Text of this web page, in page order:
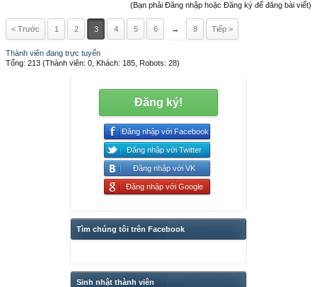
(Bạn phải Đăng nhập hoặc Đăng ký để đăng bài viết)
< Trước 1 2 3 4 5 6 → 8 Tiếp >
Thành viên đang trực tuyến
Tổng: 213 (Thành viên: 0, Khách: 185, Robots: 28)
Đăng ký!
Đăng nhập với Facebook
Đăng nhập với Twitter
Đăng nhập với VK
Đăng nhập với Google
Tìm chúng tôi trên Facebook
Sinh nhật thành viên